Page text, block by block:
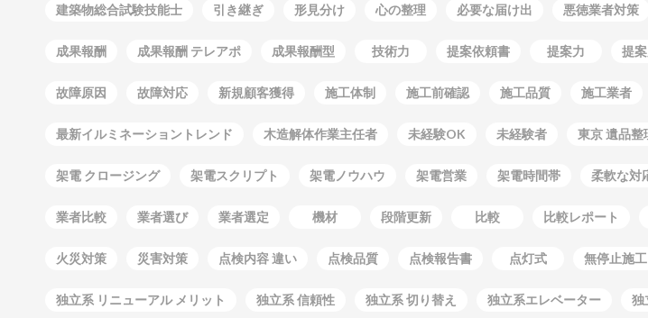
建築物総合試験技能士 引き継ぎ 形見分け 心の整理 必要な届け出 悪徳業者対策
成果報酬 成果報酬 テレアポ 成果報酬型 技術力 提案依頼書 提案力 提
故障原因 故障対応 新規顧客獲得 施工体制 施工前確認 施工品質 施工業者
最新イルミネーショントレンド 木造解体作業主任者 未経験OK 未経験者 東京 遺品整
架電 クロージング 架電スクリプト 架電ノウハウ 架電営業 架電時間帯 柔軟な対
業者比較 業者選び 業者選定 機材 段階更新 比較 比較レポート
火災対策 災害対策 点検内容 違い 点検品質 点検報告書 点灯式 無停止施工
独立系 リニューアル メリット 独立系 信頼性 独立系 切り替え 独立系エレベーター 独